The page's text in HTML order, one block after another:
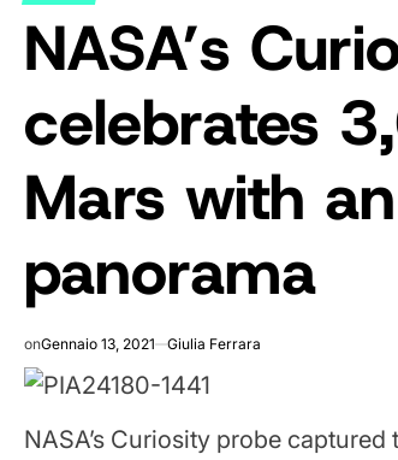
IN
NASA’s
celebrates
Mars with
panorama
onGennaio 13, 2021 Giulia Ferrara
NASA’s Curiosity probe